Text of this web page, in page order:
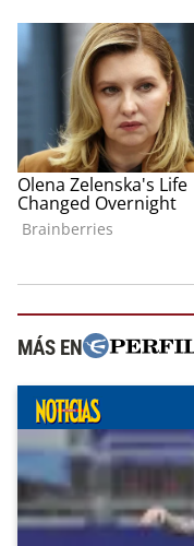
MÁS EN